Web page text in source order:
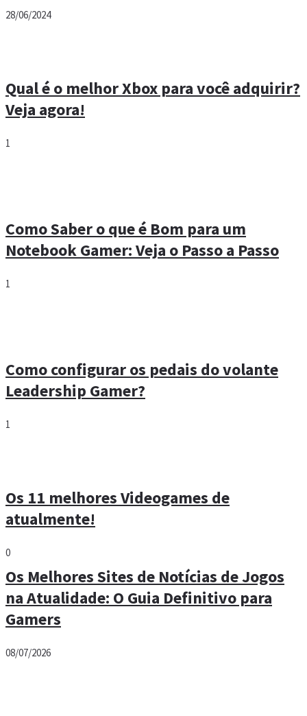
28/06/2024
Qual é o melhor Xbox para você adquirir?
Veja agora!
1
Como Saber o que é Bom para um
Notebook Gamer: Veja o Passo a Passo
1
Como configurar os pedais do volante
Leadership Gamer?
1
Os 11 melhores Videogames de
atualmente!
0
Os Melhores Sites de Notícias de Jogos
na Atualidade: O Guia Definitivo para
Gamers
08/07/2026